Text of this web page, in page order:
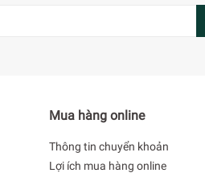
Mua hàng online
Thông tin chuyển khoản
Lợi ích mua hàng online